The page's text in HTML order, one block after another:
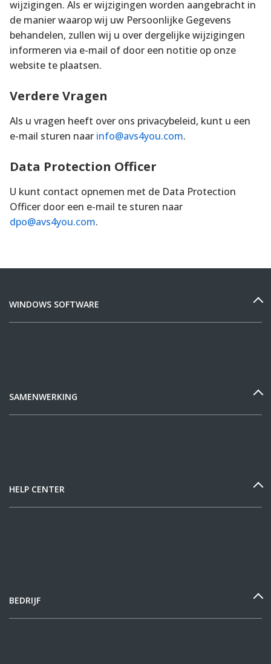
wijzigingen. Als er wijzigingen worden aangebracht in
de manier waarop wij uw Persoonlijke Gegevens
behandelen, zullen wij u over dergelijke wijzigingen
informeren via e-mail of door een notitie op onze
website te plaatsen.
Verdere Vragen
Als u vragen heeft over ons privacybeleid, kunt u een
e-mail sturen naar info@avs4you.com.
Data Protection Officer
U kunt contact opnemen met de Data Protection
Officer door een e-mail te sturen naar
dpo@avs4you.com.
WINDOWS SOFTWARE
SAMENWERKING
HELP CENTER
BEDRIJF